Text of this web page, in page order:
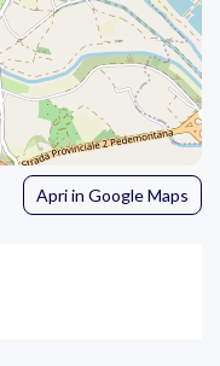
Apri in Google Maps